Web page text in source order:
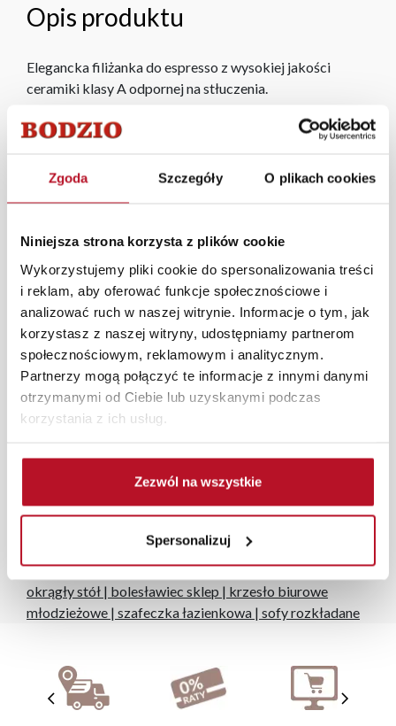
Zgoda Szczegóły O plikach cookies
Niniejsza strona korzysta z plików cookie
Wykorzystujemy pliki cookie do spersonalizowania treści
i reklam, aby oferować funkcje społecznościowe i
analizować ruch w naszej witrynie. Informacje o tym, jak
korzystasz z naszej witryny, udostępniamy partnerom
społecznościowym, reklamowym i analitycznym.
Partnerzy mogą połączyć te informacje z innymi danymi
otrzymanymi od Ciebie lub uzyskanymi podczas
korzystania z ich usług.
Zezwól na wszystkie
Spersonalizuj
Opis produktu
Elegancka filiżanka do espresso z wysokiej jakości
ceramiki klasy A odpornej na stłuczenia.
Oferta artykułów kuchennych Fabryki Mebli BODZIO
to atrakcyjne wyroby najwyższej jakości w przystępnych
kuchennych zastosowaniach.
aranżacji mebli, a nasi pracownicy z wykorzystaniem
programu Planer 3D bezpłatnie zaprojektują i
przygotują kompleksową wizualizację Państwa
pomieszczenia wraz z wyceną. Każde zamówienie
złożone w sklepie stacjonarnym dostarczymy do 3 dni
roboczych na terenie całej Polski. W przypadku
zamówień internetowych czas dostawy wynosi do 5 dni
roboczych, również na terenie całego kraju. Wszystkie
zamówienia powyżej 1000 zł dostarczamy gratis
Rzeczywiste kolory i struktura materiałów mogą różnić
się od widocznych na ekranie, zależnie od ustawień
monitora, rodzaju wyświetlacza i oświetlenia.
Popularne wyszukiwania:
okrągły stół | bolesławiec sklep | krzesło biurowe
młodzieżowe | szafeczka łazienkowa | sofy rozkładane